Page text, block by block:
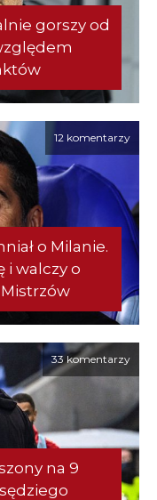
gorszy od
12 komentarzy
o Milanie.
i walczy o
Mistrzów
33 komentarzy
na 9